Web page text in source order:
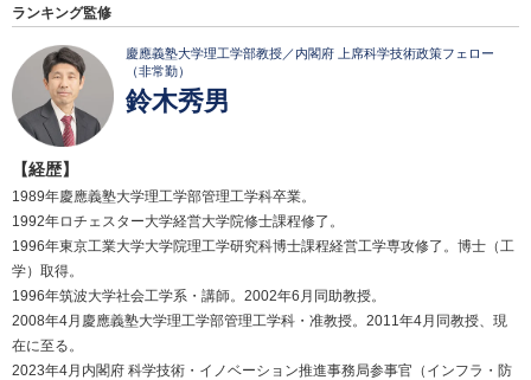
ランキング監修
慶應義塾大学理工学部教授／内閣府 上席科学技術政策フェロー
（非常勤）
鈴木秀男
【経歴】
1989年慶應義塾大学理工学部管理工学科卒業。
1992年ロチェスター大学経営大学院修士課程修了。
1996年東京工業大学大学院理工学研究科博士課程経営工学専攻修了。博士（工
学）取得。
1996年筑波大学社会工学系・講師。2002年6月同助教授。
2008年4月慶應義塾大学理工学部管理工学科・准教授。2011年4月同教授、現
在に至る。
2023年4月内閣府 科学技術・イノベーション推進事務局参事官（インフラ・防